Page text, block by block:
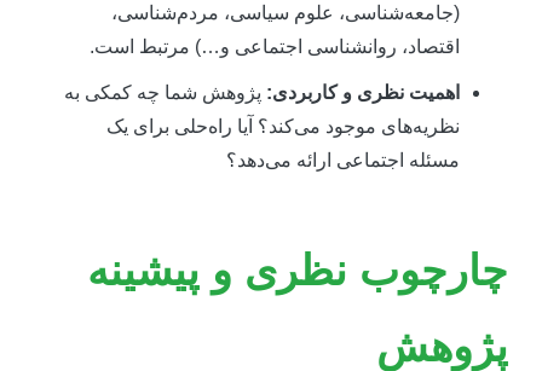
(جامعه‌شناسی، علوم سیاسی، مردم‌شناسی،
اقتصاد، روانشناسی اجتماعی و…) مرتبط است.
اهمیت نظری و کاربردی: پژوهش شما چه کمکی به
نظریه‌های موجود می‌کند؟ آیا راه‌حلی برای یک
مسئله اجتماعی ارائه می‌دهد؟
نظری و پیشینه